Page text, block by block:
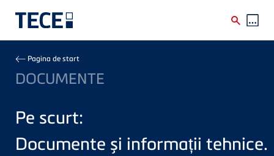
Breadcrumb
Pagina de start
DOCUMENTE
Pe scurt:
Documente și informații tehnice.